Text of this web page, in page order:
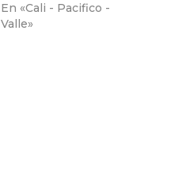
dicho se adelantó a
“ nuevas
En «Cali - Pacifico -
Valle»